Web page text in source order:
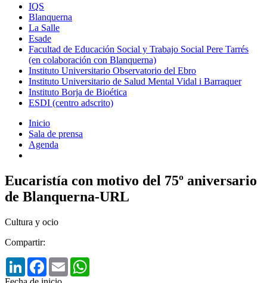
IQS
Blanquerna
La Salle
Esade
Facultad de Educación Social y Trabajo Social Pere Tarrés
(en colaboración con Blanquerna)
Instituto Universitario Observatorio del Ebro
Instituto Universitario de Salud Mental Vidal i Barraquer
Instituto Borja de Bioética
ESDI (centro adscrito)
Inicio
Sala de prensa
Agenda
Eucaristía con motivo del 75º aniversario
de Blanquerna-URL
Cultura y ocio
Compartir:
LinkedInFacebook
Email